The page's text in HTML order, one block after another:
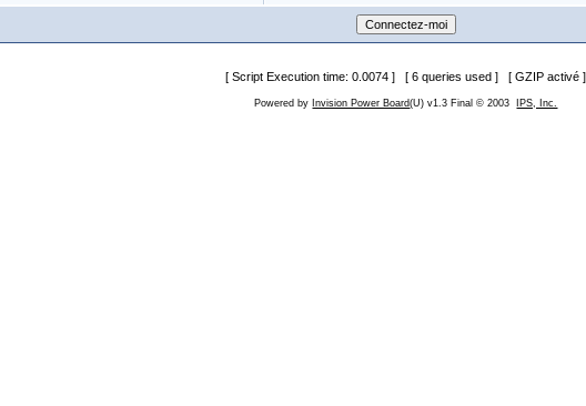
[ Script Execution time: 0.0074 ] [ 6 queries used ] [ GZIP activé ]
Powered by Invision Power Board(U) v1.3 Final © 2003 IPS, Inc.